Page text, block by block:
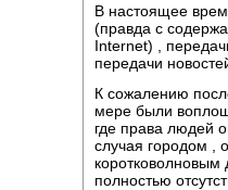
В настоящее
(правда с
Internet) ,
передачи
К сожалению
мере были
где права людей
случая городом ,
коротковолновым
полностью